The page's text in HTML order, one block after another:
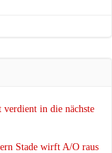
in die nächste
Stade wirft A/O raus